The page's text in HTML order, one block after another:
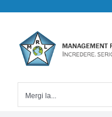
content
Mergi la...